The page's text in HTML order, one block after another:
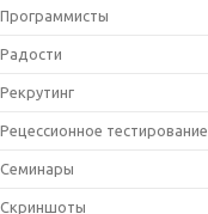
Программисты
Радости
Рекрутинг
Рецессионное тестирование
Семинары
Скриншоты